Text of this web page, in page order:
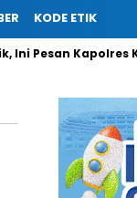
KODE ETIK
Kapolres Karimun